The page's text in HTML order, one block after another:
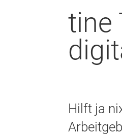
tine
Hilft ja